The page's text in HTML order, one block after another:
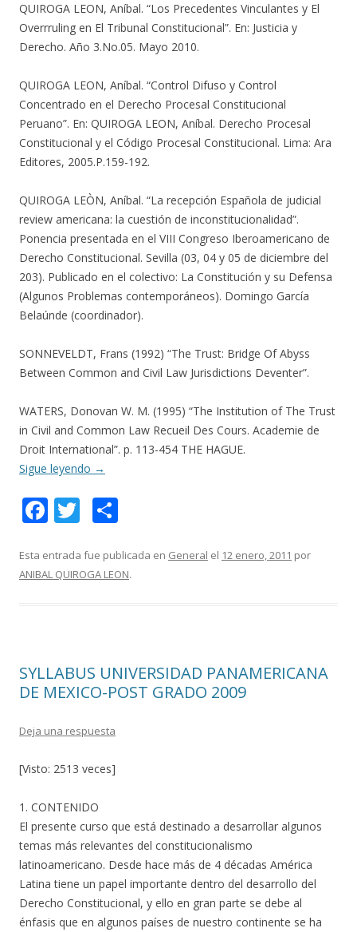
QUIROGA LEON, Aníbal. “Los Precedentes Vinculantes y El
Overrruling en El Tribunal Constitucional”. En: Justicia y
Derecho. Año 3.No.05. Mayo 2010.
QUIROGA LEON, Aníbal. “Control Difuso y Control
Concentrado en el Derecho Procesal Constitucional
Peruano”. En: QUIROGA LEON, Aníbal. Derecho Procesal
Constitucional y el Código Procesal Constitucional. Lima: Ara
Editores, 2005.P.159-192.
QUIROGA LEÒN, Aníbal. “La recepción Española de judicial
review americana: la cuestión de inconstitucionalidad”.
Ponencia presentada en el VIII Congreso Iberoamericano de
Derecho Constitucional. Sevilla (03, 04 y 05 de diciembre del
203). Publicado en el colectivo: La Constitución y su Defensa
(Algunos Problemas contemporáneos). Domingo García
Belaúnde (coordinador).
SONNEVELDT, Frans (1992) “The Trust: Bridge Of Abyss
Between Common and Civil Law Jurisdictions Deventer”.
WATERS, Donovan W. M. (1995) “The Institution of The Trust
in Civil and Common Law Recueil Des Cours. Academie de
Droit International”. p. 113-454 THE HAGUE.
Sigue leyendo →
F
ac
e
b
k
T
w
itt
er
m
p
r
Esta entrada fue publicada en General el 12 enero, 2011 por
ANIBAL QUIROGA LEON.
SYLLABUS UNIVERSIDAD PANAMERICANA
DE MEXICO-POST GRADO 2009
Deja una respuesta
[Visto: 2513 veces]
1. CONTENIDO
El presente curso que está destinado a desarrollar algunos
temas más relevantes del constitucionalismo
latinoamericano. Desde hace más de 4 décadas América
Latina tiene un papel importante dentro del desarrollo del
Derecho Constitucional, y ello en gran parte se debe al
énfasis que en algunos países de nuestro continente se ha